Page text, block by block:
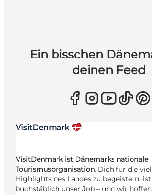
Ein bisschen
deinen Feed
VisitDenmark ist Dänemarks nationale
Tourismusorganisation. Dich für die
Highlights des Landes zu begeistern, ist
buchstäblich unser Job – und wir